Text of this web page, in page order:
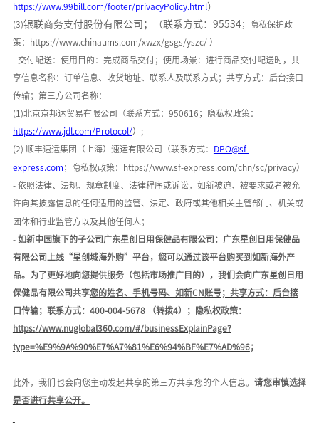
https://www.99bill.com/footer/privacyPolicy.html）
(3)银联商务支付股份有限公司；（联系方式： 95534；隐私保护政
策： https://www.chinaums.com/xwzx/gsgs/yszc/ ）
- 交付配送：使用目的： 完成商品交付；使用场景： 进行商品交付配送时，共
享信息名称： 订单信息、收货地址、联系人及联系方式；共享方式：后台接口
传输；第三方公司名称：
(1)北京京邦达贸易有限公司 （联系方式： 950616；隐私权政策：
https://www.jdl.com/Protocol/） ;
(2) 顺丰速运集团（上海）速运有限公司（联系方式： DPO@sf-
express.com ；隐私权政策： https://www.sf-express.com/chn/sc/privacy）
- 依照法律、法规、规章制度、法律程序或诉讼，如新被迫、被要求或者被允
许向其披露信息的任何适用的监管、法定、政府或其他相关主管部门、机关或
团体和行业监管方以及其他任何人；
- 如新中国旗下的子公司广东星创日用保健品有限公司：广东星创日用保健品
有限公司上线“星创城海外购”平台，您可以通过该平台购买到如新海外产
品。为了更好地向您提供服务（包括市场推广目的），我们会向广东星创日用
保健品有限公司共享您的姓名、手机号码、如新CN账号；共享方式：后台接
口传输；联系方式： 400-004-5678 （转拨4） ；隐私权政策：
https://www.nuglobal360.com/#/businessExplainPage?
type=%E9%9A%90%E7%A7%81%E6%94%BF%E7%AD%96；
此外，我们也会向您主动发起共享的第三方共享您的个人信息 。请您审慎选择
是否进行共享公开。